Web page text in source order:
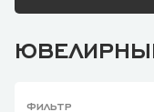
ФИЛЬТР